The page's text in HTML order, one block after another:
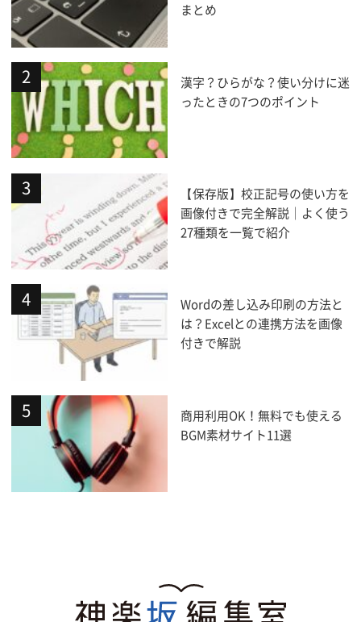
まとめ
漢字？ひらがな？使い分けに迷
ったときの7つのポイント
【保存版】校正記号の使い方を
画像付きで完全解説｜よく使う
27種類を一覧で紹介
Wordの差し込み印刷の方法と
は？Excelとの連携方法を画像
付きで解説
商用利用OK！無料でも使える
BGM素材サイト11選